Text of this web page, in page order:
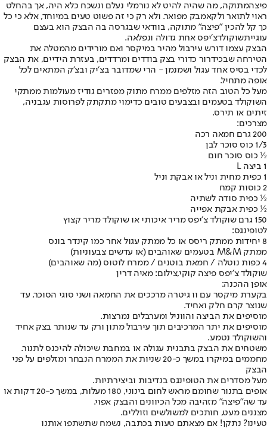
פיצהמתוקה, מה שהיה להיט לא נורמלי נעלם ונשכח כלא היה, אך בהחלט
ראוי לתואר ולקאמבק מפואר. ולא רק כי זה פשוט טעים במיוחד, אלא כי כל
כך קל להכין ״פיצה״ מתוקה, בוודאי שבגרסה בה הבצק הוא בעצם
עוגייתשוקולדצ׳יפס אחת גדולה ונפלאה.
הבצק עצמו דורש עירבול מהיר במיקסר ואם מורידים מהמטלה את
הטירחה שבכידרור כדורי בצק בודדים ומרדדים, בעזרת הידיים, את הבצק
לכדי בסיס אחד עגול ושמנמן - הרי שמדובר בצ׳יק ובצ׳ק המתאים לכל
אופה מתחיל.
מעל כל הטוב הזה מזלפים ממרח מתוק מפזרים גודיז מעולמות ממתקי
השוקולד בטעמים ובצבעים טובים כדימוי מתקתק לפרוסות עגבניה,
זיתים או תירס.
מצרכים:
200 גרם חמאה רכה
1/3 כוס סוכר לבן
½ כוס סוכר חום
1 ביצה L
1 כפית מחית וניל או אבקת וניל
2 כוסות קמח
½ כפית סודה לשתיה
½ כפית אבקת אפייה
150 גרם שוקולד צ׳יפס מריר איכותי או שוקולד מריר קצוץ
לטופינגס:
8 יחידות ממתק ריסס או כל ממתק עגול אחר כמו קינדר בונס
ממתק M&M בטעמים שאוהבים (או עדשים צבעוניות)
4 כפות נוטלה / חמאת בוטנים / ממרח לוטוס (מה שאוהבים)
שוקולד צ׳יפס פיצה קוקי,צילום: מאיה דרין
אופן ההכנה:
בקערת מיקסר עם וו גיטרה מרככים את החמאה ושני סוגי הסוכר, עד
שנוצר קרם חלק ואחיד.
מוסיפים את הביצה והווניל ומערבלים נמרצות.
מוסיפים את יתר המרכיבים תוך עירבול מתון ורק עד שנותר בצק אחיד
והשוקולד נטמע.
משטחים את הבצק בתבנית עגולה או במחבת שיכולה להיכנס לתנור.
מחממים במיקרו במשך כ-20 שניות את הממרח הנבחר ומזלפים על פני
הבצק
מעל מסדרים את הטופינגס בנדיבות וביצירתיות.
אופים בתנור שחומם מראש לחום בינוני, 180 מעלות, במשך כ-20 דקות או
עד שה״פיצה״ מזהיבה מכל הכיוונים והבצק אפוי.
מצננים מעט, חותכים למשולשים וזוללים.
טעינו? נתקן! אם מצאתם טעות בכתבה, נשמח שתשתפו אותנו